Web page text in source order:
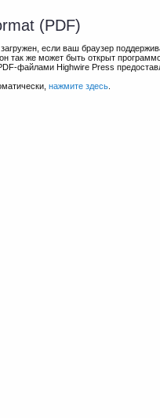
(PDF)
если ваш браузер
так же может быть открыт
файлами Highwire Press
нажмите здесь